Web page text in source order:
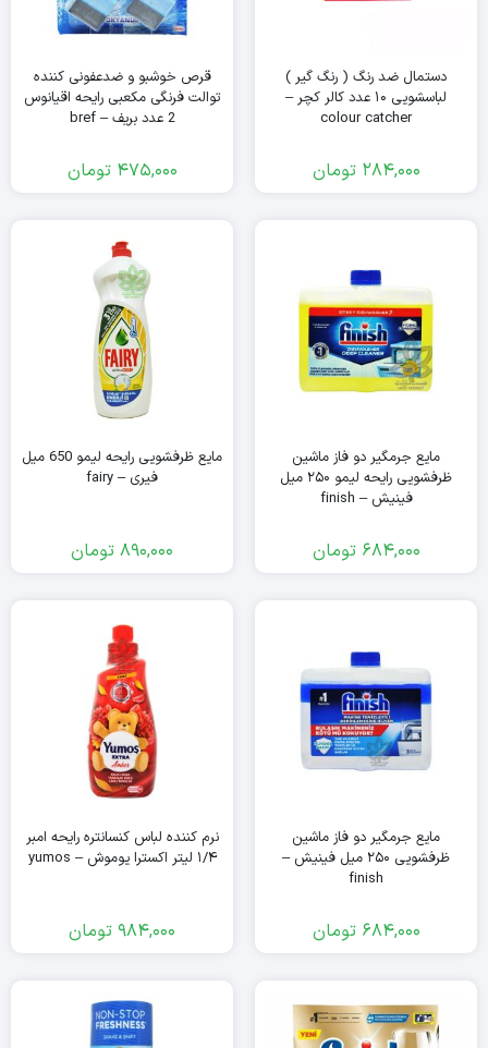
دستمال ضد رنگ ( رنگ گیر )
لباسشویی ۱۰ عدد کالر کچر –
colour catcher
284,000 تومان
قرص خوشبو و ضدعفونی کننده
توالت فرنگی مکعبی رایحه اقیانوس
2 عدد بریف – bref
475,000 تومان
مایع جرمگیر دو فاز ماشین
ظرفشویی رایحه لیمو ۲۵۰ میل
فینیش – finish
684,000 تومان
مایع ظرفشویی رایحه لیمو 650 میل
فیری – fairy
890,000 تومان
مایع جرمگیر دو فاز ماشین
ظرفشویی ۲۵۰ میل فینیش –
finish
684,000 تومان
نرم کننده لباس کنسانتره رایحه امبر
۱/۴ لیتر اکسترا یوموش – yumos
984,000 تومان